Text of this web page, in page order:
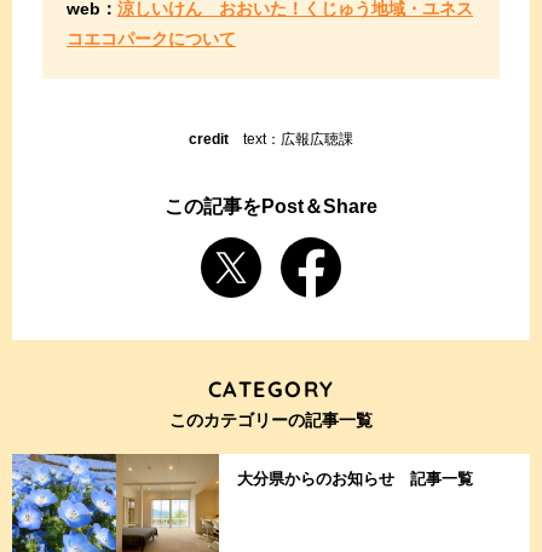
web： 涼しいけん おおいた！くじゅう地域・ユネス
コエコパークについて
credit text：広報広聴課
この記事をPost＆Share
CATEGORY
このカテゴリーの記事一覧
大分県からのお知らせ 記事一覧